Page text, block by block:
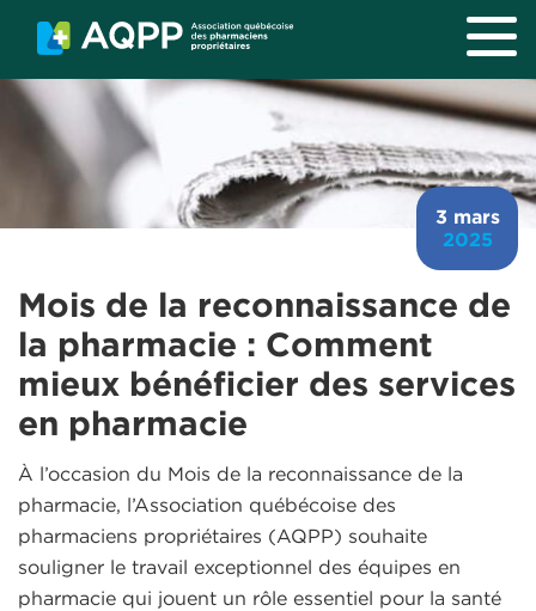
Aller au contenu principal
Mois de la reconnaissance de
la pharmacie : Comment
mieux bénéficier des services
en pharmacie
3 mars
2025
À l’occasion du Mois de la reconnaissance de la
pharmacie, l’Association québécoise des
pharmaciens propriétaires (AQPP) souhaite
souligner le travail exceptionnel des équipes en
pharmacie qui jouent un rôle essentiel pour la santé